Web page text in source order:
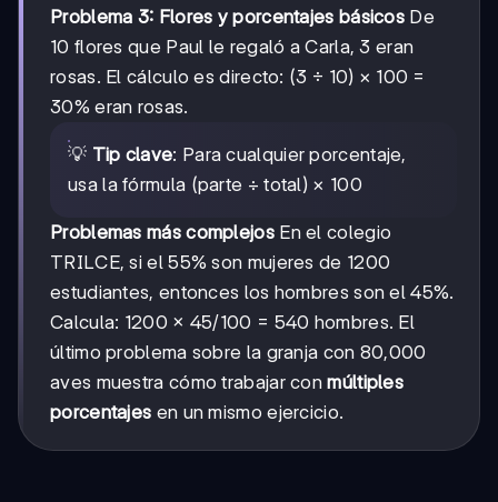
Problema 3: Flores y porcentajes básicos De
10 flores que Paul le regaló a Carla, 3 eran
rosas. El cálculo es directo: (3 ÷ 10) × 100 =
30% eran rosas.
💡 Tip clave: Para cualquier porcentaje,
usa la fórmula (parte ÷ total) × 100
Problemas más complejosEn el colegio
TRILCE, si el 55% son mujeres de 1200
estudiantes, entonces los hombres son el 45%.
Calcula: 1200 × 45/100 = 540 hombres. El
último problema sobre la granja con 80,000
aves muestra cómo trabajar conmúltiples
porcentajes en un mismo ejercicio.